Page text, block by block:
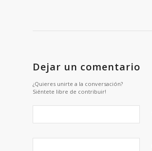
Dejar un comentario
¿Quieres unirte a la conversación?
Siéntete libre de contribuir!